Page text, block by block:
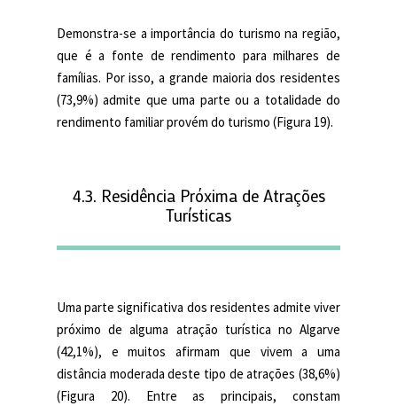
Demonstra-se a importância do turismo na região,
que é a fonte de rendimento para milhares de
famílias. Por isso, a grande maioria dos residentes
(73,9%) admite que uma parte ou a totalidade do
rendimento familiar provém do turismo (Figura 19).
4.3. Residência Próxima de Atrações
Turísticas
Uma parte significativa dos residentes admite viver
próximo de alguma atração turística no Algarve
(42,1%), e muitos afirmam que vivem a uma
distância moderada deste tipo de atrações (38,6%)
(Figura 20). Entre as principais, constam